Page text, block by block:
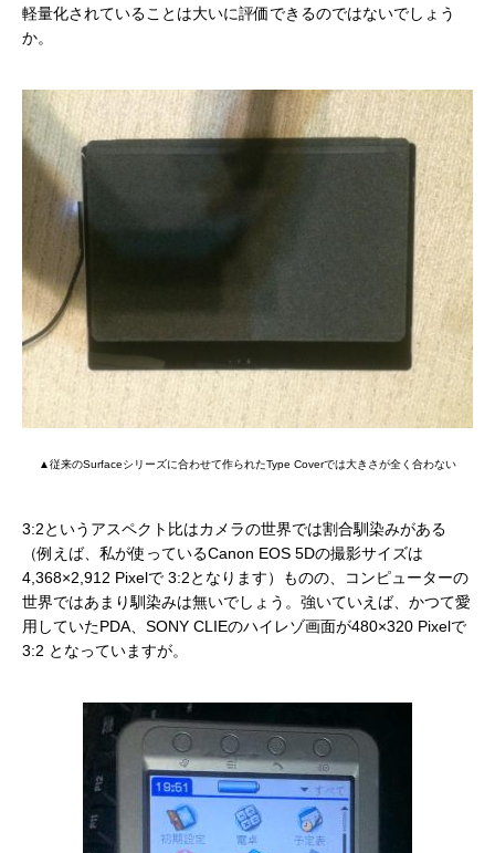
軽量化されていることは大いに評価できるのではないでしょう
か。
▲従来のSurfaceシリーズに合わせて作られたType Coverでは大きさが全く合わない
3:2というアスペクト比はカメラの世界では割合馴染みがある
（例えば、私が使っているCanon EOS 5Dの撮影サイズは
4,368×2,912 Pixelで 3:2となります）ものの、コンピューターの
世界ではあまり馴染みは無いでしょう。強いていえば、かつて愛
用していたPDA、SONY CLIEのハイレゾ画面が480×320 Pixelで
3:2 となっていますが。